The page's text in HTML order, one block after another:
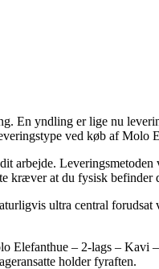
yndling er lige nu
ved køb af
arbejde.
kræver at du fysisk befinder
ultra central
Elefanthue – 2-lags –
holder fyraften.